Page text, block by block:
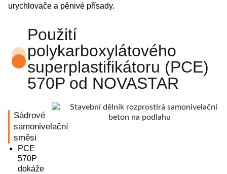
urychlovače a pěnivé přísady.
Použití
polykarboxylátového
superplastifikátoru (PCE)
570P od NOVASTAR
Sádrové
samonivelační
směsi
PCE
570P
dokáže